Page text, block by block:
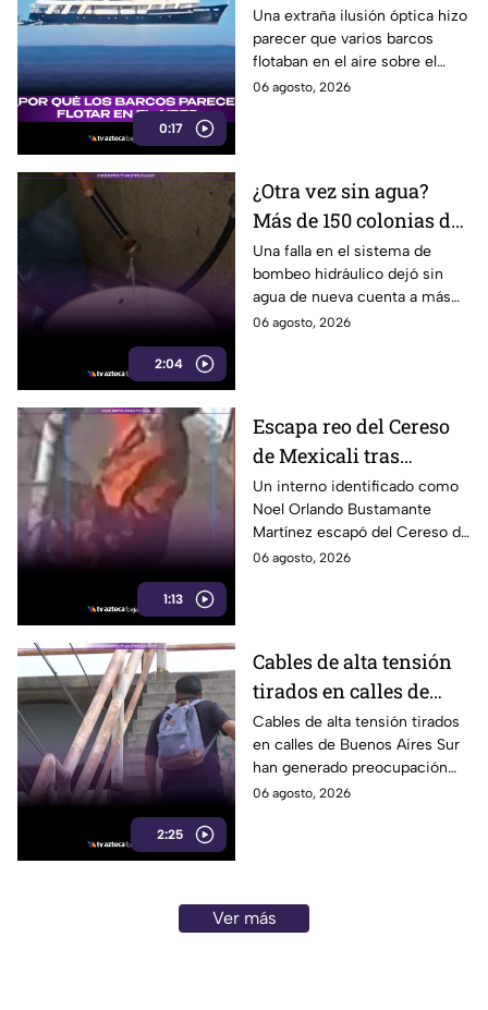
0:17
que sorprendió a
usuarios en redes
sociales
Una extraña ilusión óptica hizo
parecer que varios barcos
flotaban en el aire sobre el
mar, pero el fenómeno fue
06 agosto, 2026
2:04
¿Otra vez sin agua?
Más de 150 colonias de
Tijuana enfrentan
cortes por falla de
CESPT
Una falla en el sistema de
bombeo hidráulico dejó sin
agua de nueva cuenta a más
de 150 colonias de Tijuana,
06 agosto, 2026
1:13
Escapa reo del Cereso
de Mexicali tras
audiencia inicial; fue
localizado horas
después
Un interno identificado como
Noel Orlando Bustamante
Martínez escapó del Cereso de
Mexicali tras una audiencia
06 agosto, 2026
2:25
Cables de alta tensión
tirados en calles de
Buenos Aires Sur
representan un riesgo
para peatones en
Tijuana
Cables de alta tensión tirados
en calles de Buenos Aires Sur
han generado preocupación
entre vecinos, luego de que un
06 agosto, 2026
Ver más